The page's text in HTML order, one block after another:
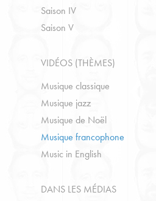
Saison IV
Saison V
VIDÉOS (THÈMES)
Musique classique
Musique jazz
Musique de Noël
Musique francophone
Music in English
DANS LES MÉDIAS